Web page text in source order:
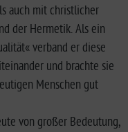
auch mit christlicher
der Hermetik. Als ein
verband er diese
und brachte sie
Menschen gut
von großer Bedeutung,